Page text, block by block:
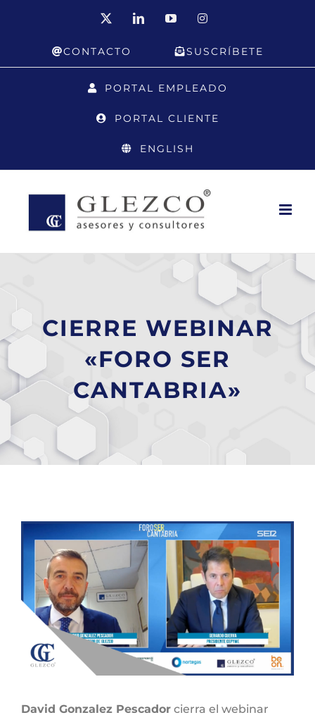
LinkedInYouTubeInstagram
CONTACTO SUSCRÍBETE
PORTAL EMPLEADO
PORTAL CLIENTE
ENGLISH
CIERRE WEBINAR
«FORO SER
CANTABRIA»
Ver
imagen
más
grande
David Gonzalez Pescador cierra el webinar